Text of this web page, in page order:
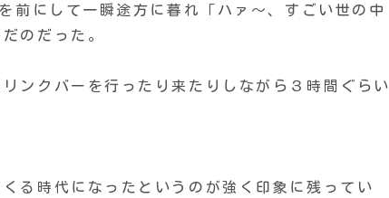
前にして一瞬途方に暮れ「ハァ〜、すごい世の中
のだった。
ンクバーを行ったり来たりしながら３時間ぐらい
る時代になったというのが強く印象に残ってい